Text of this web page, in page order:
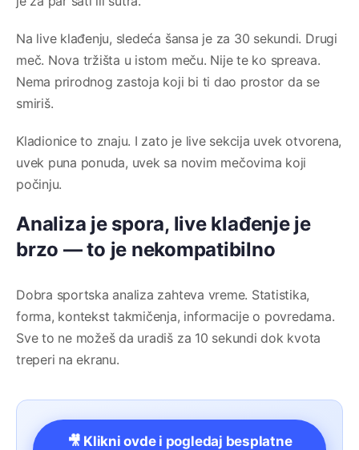
Na live klađenju, sledeća šansa je za 30 sekundi. Drugi
meč. Nova tržišta u istom meču. Nije te ko spreava.
Nema prirodnog zastoja koji bi ti dao prostor da se
smiriš.
Kladionice to znaju. I zato je live sekcija uvek otvorena,
uvek puna ponuda, uvek sa novim mečovima koji
počinju.
Analiza je spora, live klađenje je
brzo — to je nekompatibilno
Dobra sportska analiza zahteva vreme. Statistika,
forma, kontekst takmičenja, informacije o povredama.
Sve to ne možeš da uradiš za 10 sekundi dok kvota
treperi na ekranu.
🎥 Klikni ovde i pogledaj besplatne